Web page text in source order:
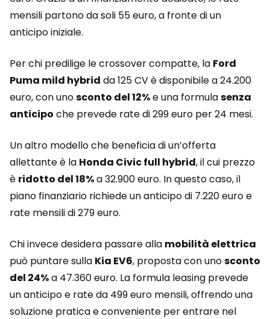
mensili partono da soli 55 euro, a fronte di un
anticipo iniziale.
Per chi predilige le crossover compatte, la Ford
Puma mild hybrid da 125 CV è disponibile a 24.200
euro, con unosconto del 12%e una formulasenza
anticipo che prevede rate di 299 euro per 24 mesi.
Un altro modello che beneficia di un’offerta
allettante è la Honda Civic full hybrid, il cui prezzo
è ridotto del 18%a 32.900 euro. In questo caso, il
piano finanziario richiede un anticipo di 7.220 euro e
rate mensili di 279 euro.
Chi invece desidera passare alla mobilità elettrica
può puntare sulla Kia EV6, proposta con unosconto
del 24%a 47.360 euro. La formula leasing prevede
un anticipo e rate da 499 euro mensili, offrendo una
soluzione pratica e conveniente per entrare nel